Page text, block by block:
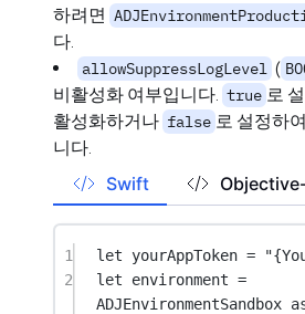
하려면
다.
allowSuppressLogLevel (
비활성화 여부입니다. true 로
활성화하거나 false 로 설정하
니다.
Swift
1 let yourAppToken =
2
let environment =
ADJEnvironmentSandbox